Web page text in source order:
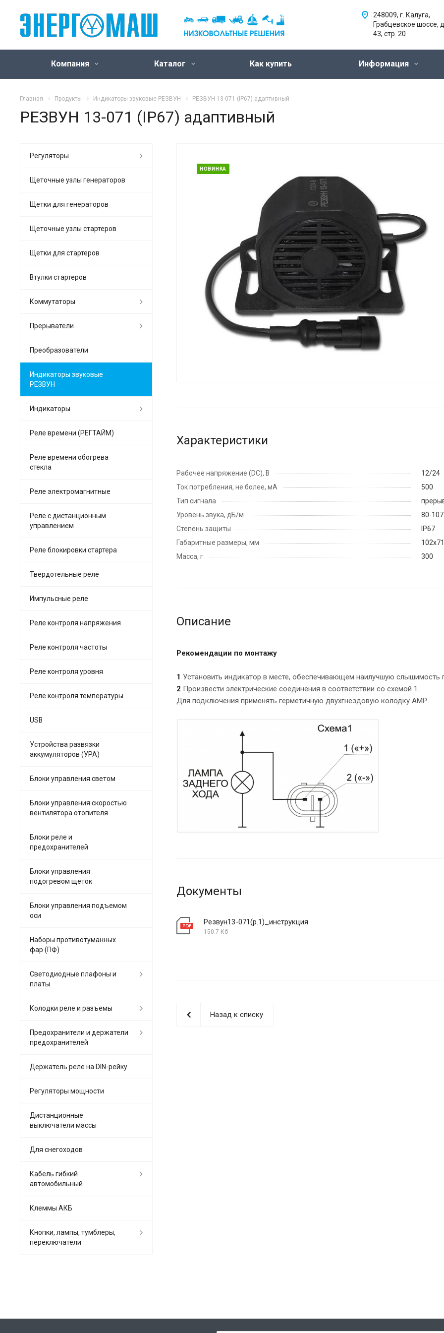
248009, г. Калуга,
Грабцевское шоссе, д.
43, стр. 20
Компания Каталог Как купить Информация
Главная Продукты Индикаторы звуковые РЕЗВУН РЕЗВУН 13-071 (IP67) адаптивный
РЕЗВУН 13-071 (IP67) адаптивный
НОВИНКА
Характеристики
Рабочее напряжение (DC), В
12/24
Ток потребления, не более, мА
500
Тип сигнала
Уровень звука, дБ/м
80-107
Степень защиты
IP67
Габаритные размеры, мм
Масса, г
300
Описание
Рекомендации по монтажу
1 Установить индикатор в месте, обеспечивающем наилучшую слышимость
2 Произвести электрические соединения в соответствии со схемой 1.
Для подключения применять герметичную двухгнездовую колодку AMP.
Документы
Резвун13-071(р.1)_инструкция
150.7 Кб
Назад к списку
Регуляторы
Щеточные узлы генераторов
Щетки для генераторов
Щеточные узлы стартеров
Щетки для стартеров
Втулки стартеров
Коммутаторы
Прерыватели
Преобразователи
Индикаторы звуковые
РЕЗВУН
Индикаторы
Реле времени (РЕГТАЙМ)
Реле времени обогрева
стекла
Реле электромагнитные
Реле с дистанционным
управлением
Реле блокировки стартера
Твердотельные реле
Импульсные реле
Реле контроля напряжения
Реле контроля частоты
Реле контроля уровня
Реле контроля температуры
USB
Устройства развязки
аккумуляторов (УРА)
Блоки управления светом
Блоки управления скоростью
вентилятора отопителя
Блоки реле и
предохранителей
Блоки управления
подогревом щеток
Блоки управления подъемом
оси
Наборы противотуманных
фар (ПФ)
Светодиодные плафоны и
платы
Колодки реле и разъемы
Предохранители и держатели
предохранителей
Держатель реле на DIN-рейку
Регуляторы мощности
Дистанционные
выключатели массы
Для снегоходов
Кабель гибкий
автомобильный
Клеммы АКБ
Кнопки, лампы, тумблеры,
переключатели